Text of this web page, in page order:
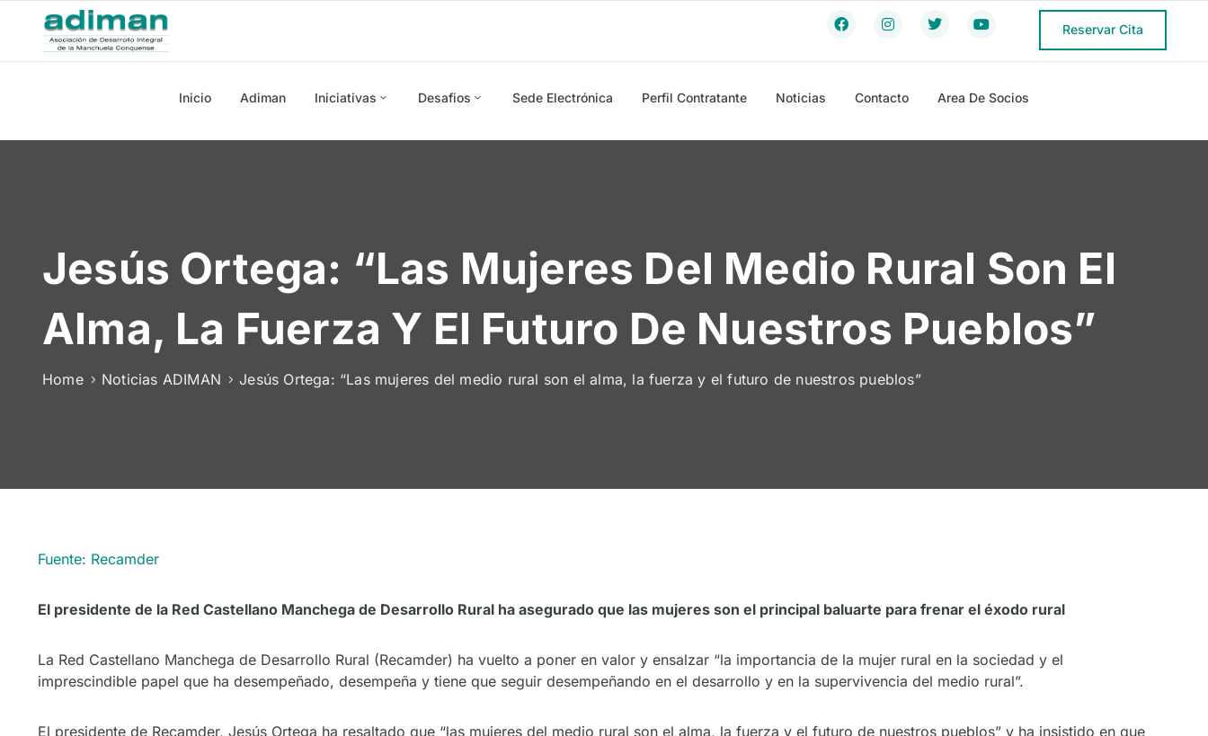
Reservar Cita
Inicio Adiman Iniciativas Desafios Sede Electrónica Perfil Contratante Noticias Contacto Area De Socios
Jesús Ortega: “Las Mujeres Del Medio Rural Son El
Alma, La Fuerza Y El Futuro De Nuestros Pueblos”
Home Noticias ADIMAN Jesús Ortega: “Las mujeres del medio rural son el alma, la fuerza y el futuro de nuestros pueblos”
Fuente: Recamder
El presidente de la Red Castellano Manchega de Desarrollo Rural ha asegurado que las mujeres son el principal baluarte para frenar el éxodo rural
La Red Castellano Manchega de Desarrollo Rural (Recamder) ha vuelto a poner en valor y ensalzar “la importancia de la mujer rural en la sociedad y el
imprescindible papel que ha desempeñado, desempeña y tiene que seguir desempeñando en el desarrollo y en la supervivencia del medio rural”.
El presidente de Recamder, Jesús Ortega ha resaltado que “las mujeres del medio rural son el alma, la fuerza y el futuro de nuestros pueblos” y ha insistido en que